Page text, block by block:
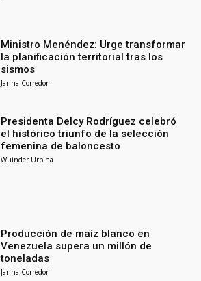
Ministro Menéndez: Urge transformar
la planificación territorial tras los
sismos
Janna Corredor
Presidenta Delcy Rodríguez celebró
el histórico triunfo de la selección
femenina de baloncesto
Wuinder Urbina
Producción de maíz blanco en
Venezuela supera un millón de
toneladas
Janna Corredor